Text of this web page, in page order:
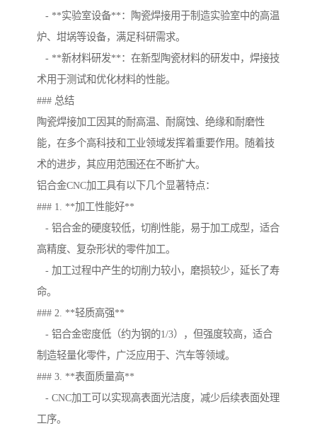
- **实验室设备**：陶瓷焊接用于制造实验室中的高温
炉、坩埚等设备，满足科研需求。
- **新材料研发**：在新型陶瓷材料的研发中，焊接技
术用于测试和优化材料的性能。
### 总结
陶瓷焊接加工因其的耐高温、耐腐蚀、绝缘和耐磨性
能，在多个高科技和工业领域发挥着重要作用。随着技
术的进步，其应用范围还在不断扩大。
铝合金CNC加工具有以下几个显著特点：
### 1. **加工性能好**
- 铝合金的硬度较低，切削性能，易于加工成型，适合
高精度、复杂形状的零件加工。
- 加工过程中产生的切削力较小，磨损较少，延长了寿
命。
### 2. **轻质高强**
- 铝合金密度低（约为钢的1/3），但强度较高，适合
制造轻量化零件，广泛应用于、汽车等领域。
### 3. **表面质量高**
- CNC加工可以实现高表面光洁度，减少后续表面处理
工序。